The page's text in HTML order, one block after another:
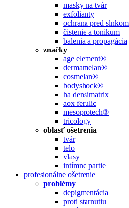
masky na tvár
exfolianty
ochrana pred slnkom
čistenie a tonikum
balenia a propagácia
značky
age element®
dermamelan®
cosmelan®
bodyshock®
ha densimatrix
aox ferulic
mesoprotech®
tricology
oblasť ošetrenia
tvár
telo
vlasy
intímne partie
profesionálne ošetrenie
problémy
depigmentácia
proti starnutiu